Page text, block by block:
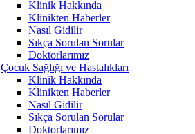
Klinik Hakkında
Klinikten Haberler
Nasıl Gidilir
Sıkça Sorulan Sorular
Doktorlarımız
Çocuk Sağlığı ve Hastalıkları
Klinik Hakkında
Klinikten Haberler
Nasıl Gidilir
Sıkça Sorulan Sorular
Doktorlarımız